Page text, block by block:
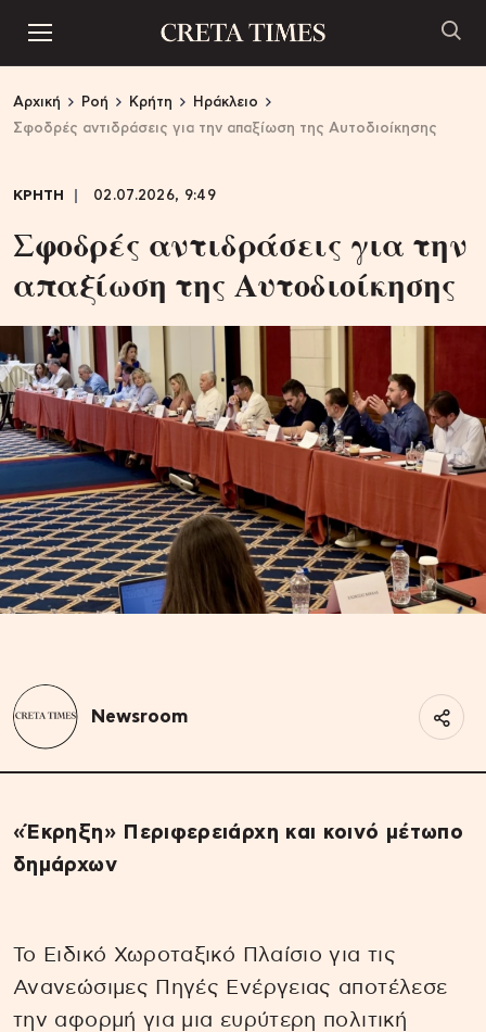
Αρχική Ροή Κρήτη
Ηράκλειο
Σφοδρές αντιδράσεις για την απαξίωση της Αυτοδιοίκησης
ΚΡΗΤΗ 02.07.2026, 9:49
Σφοδρές αντιδράσεις για την
απαξίωση της Αυτοδιοίκησης
Newsroom
«Έκρηξη» Περιφερειάρχη και κοινό μέτωπο
δημάρχων
Το Ειδικό Χωροταξικό Πλαίσιο για τις
Ανανεώσιμες Πηγές Ενέργειας αποτέλεσε
την αφορμή για μια ευρύτερη πολιτική